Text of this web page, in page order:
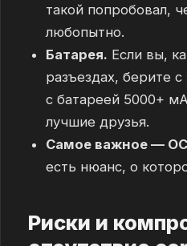
такой попробовал,
любопытно.
Батарея. Если вы,
разъездах, берите
с батареей 5000+
лучшие друзья.
Самое важное —
есть нюанс, о
Риски и